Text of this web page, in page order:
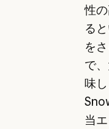
性
る
を
で
味し
当